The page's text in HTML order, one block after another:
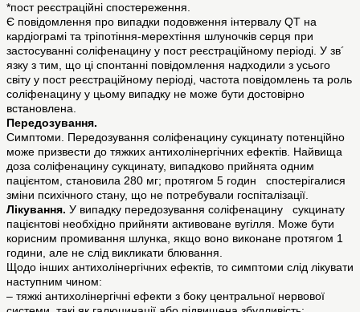
*пост реєстраційні спостереження.
Є повідомлення про випадки подовження інтервалу QT на
кардіограмі та тріпотіння-мерехтіння шлуночків серця при
застосуванні соліфенацину у пост реєстраційному періоді. У зв´
язку з тим, що ці спонтанні повідомлення надходили з усього
світу у пост реєстраційному періоді, частота повідомлень та роль
соліфенацину у цьому випадку не може бути достовірно
встановлена.
Передозування.
Симптоми. Передозування соліфенацину сукцинату потенційно
може призвести до тяжких антихолінергічних ефектів. Найвища
доза соліфенацину сукцинату, випадково прийнята одним
пацієнтом, становила 280 мг; протягом 5 годин спостерігалися
зміни психічного стану, що не потребували госпіталізації.
Лікування. У випадку передозування соліфенацину сукцинату
пацієнтові необхідно прийняти активоване вугілля. Може бути
корисним промивання шлунка, якщо воно виконане протягом 1
години, але не слід викликати блювання.
Щодо інших антихолінергічних ефектів, то симптоми слід лікувати
наступним чином:
– тяжкі антихолінергічні ефекти з боку центральної нервової